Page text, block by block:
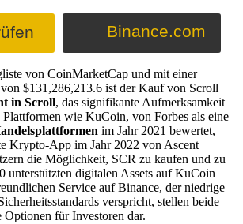
Binance.com
von CoinMarketCap und mit einer
$131,286,213.6 ist der Kauf von Scroll
in Scroll, das signifikante Aufmerksamkeit
Plattformen wie KuCoin, von Forbes als eine
im Jahr 2021 bewertet,
Krypto-App im Jahr 2022 von Ascent
die Möglichkeit, SCR zu kaufen und zu
unterstützten digitalen Assets auf KuCoin
Service auf Binance, der niedrige
verspricht, stellen beide
für Investoren dar.